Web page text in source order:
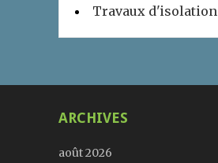
Travaux d'isolation
ARCHIVES
août 2026